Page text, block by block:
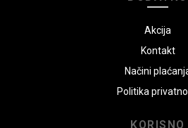
Akcija
Kontakt
Načini
Politika
KORISNO